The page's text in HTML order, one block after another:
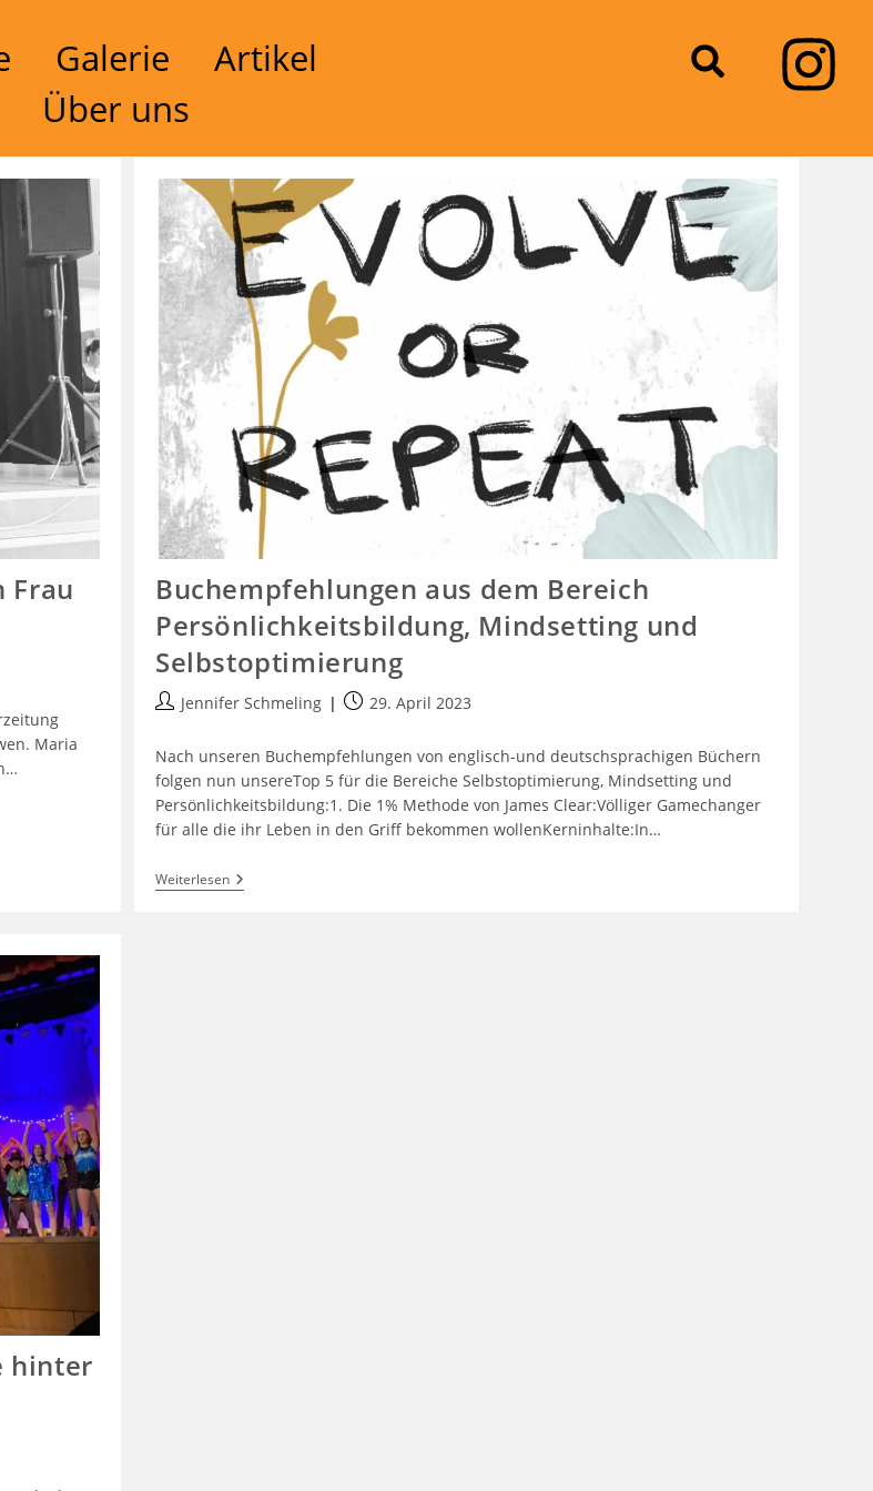
Galerie
Artikel
Über uns
Frau
Maria
Buch­empfehlungen aus dem Bereich
Persönlichkeits­bildung, Mindsetting und
Selbst­optimierung
Jennifer Schmeling 29. April 2023
Nach unseren Buchempfehlungen von englisch-und deutschsprachigen Büchern
folgen nun unsereTop 5 für die Bereiche Selbstoptimierung, Mindsetting und
Persönlichkeitsbildung:1. Die 1% Methode von James Clear:Völliger Gamechanger
für alle die ihr Leben in den Griff bekommen wollenKerninhalte:In…
Weiterlesen
hinter